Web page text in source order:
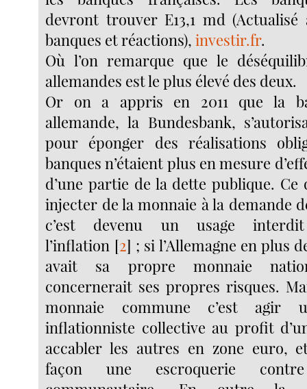
devront trouver E13,1 md
banques et réactions),investir.fr.
Où l’on remarque que le
allemandes est le plus élevé des deux.
Or on a appris en 2011 que la
allemande, la Bundesbank,
pour éponger des réalisations
banques n’étaient plus en mesure
d’une partie de la dette publique.
injecter de la monnaie à la demande
c’est devenu un usage
l’inflation [2] ; si l’Allemagne en plus
avait sa propre monnaie
concernerait ses propres risques.
monnaie commune c’est agir
inflationniste collective au profit
accabler les autres en zone euro,
façon une escroquerie